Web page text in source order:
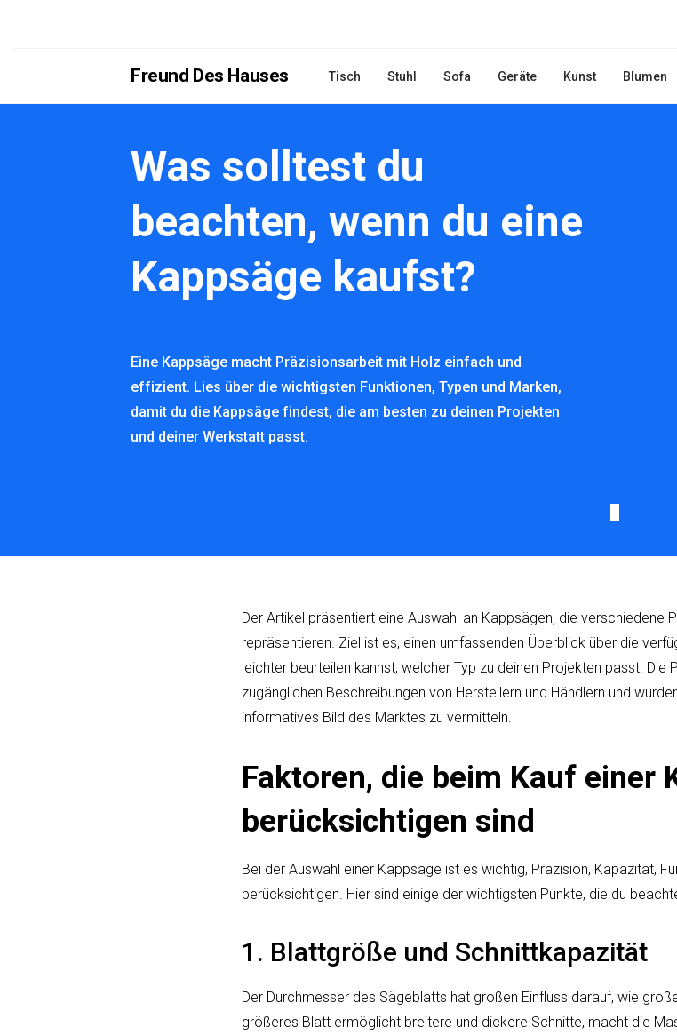
Freund Des Hauses Tisch Stuhl Sofa Geräte Kunst Blumen
Was solltest du
beachten, wenn du eine
Kappsäge kaufst?
Eine Kappsäge macht Präzisionsarbeit mit Holz einfach und
effizient. Lies über die wichtigsten Funktionen, Typen und Marken,
damit du die Kappsäge findest, die am besten zu deinen Projekten
und deiner Werkstatt passt.
Der Artikel präsentiert eine Auswahl an Kappsägen, die verschiedene
repräsentieren. Ziel ist es, einen umfassenden Überblick über die
leichter beurteilen kannst, welcher Typ zu deinen Projekten passt.
zugänglichen Beschreibungen von Herstellern und Händlern und
informatives Bild des Marktes zu vermitteln.
Faktoren, die beim Kauf einer
berücksichtigen sind
Bei der Auswahl einer Kappsäge ist es wichtig, Präzision, Kapazität,
berücksichtigen. Hier sind einige der wichtigsten Punkte, die du
1. Blattgröße und Schnittkapazität
Der Durchmesser des Sägeblatts hat großen Einfluss darauf, wie
größeres Blatt ermöglicht breitere und dickere Schnitte, macht die